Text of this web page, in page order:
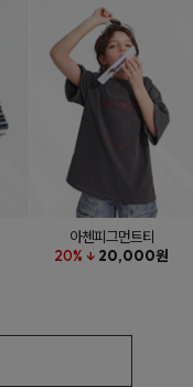
아첸피그먼트티
20% ↓ 20,000원